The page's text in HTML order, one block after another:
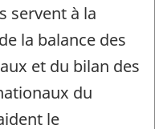
à
servent à la
la balance des
et du bilan des
du
le